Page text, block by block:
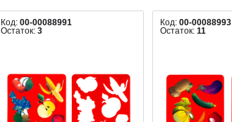
Код: 00-00088991
Остаток: 3
Код: 00-00088993
Остаток: 11